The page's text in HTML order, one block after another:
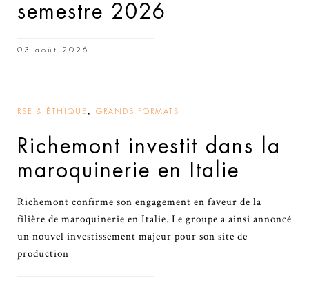
semestre 2026
03 août 2026
RSE & ÉTHIQUE , GRANDS FORMATS
Richemont investit dans la
maroquinerie en Italie
Richemont confirme son engagement en faveur de la
filière de maroquinerie en Italie. Le groupe a ainsi annoncé
un nouvel investissement majeur pour son site de
production